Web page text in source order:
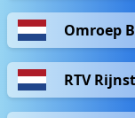
Omroep
RTV